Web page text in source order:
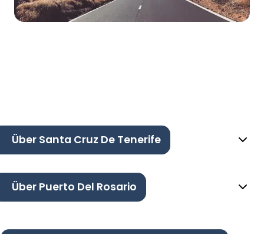
Über Santa Cruz De Tenerife
Über Puerto Del Rosario